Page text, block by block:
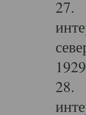
27.
28.